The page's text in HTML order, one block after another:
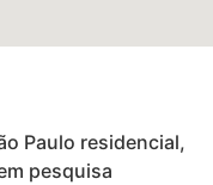
Paulo residencial,
pesquisa